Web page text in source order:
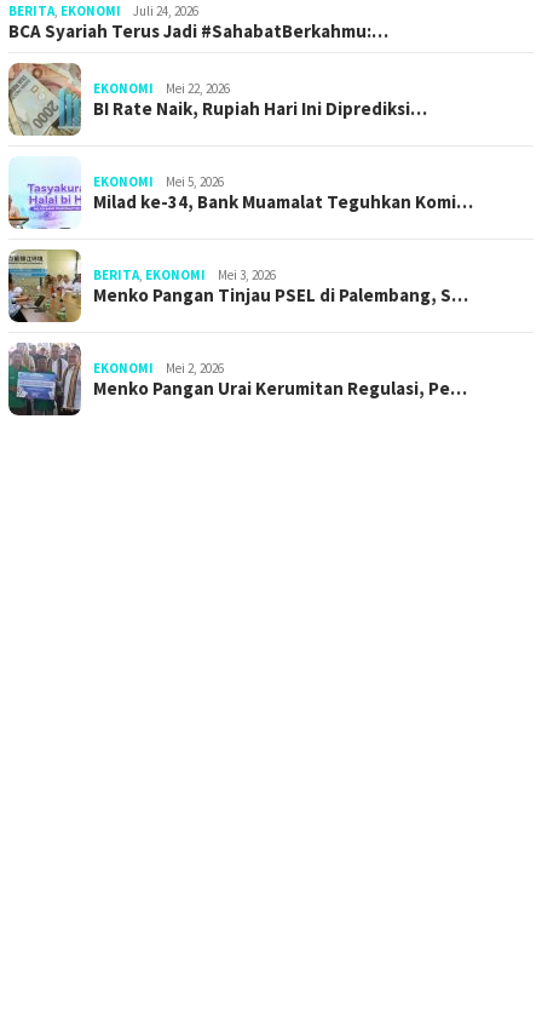
BERITA EKONOMI Juli 24, 2026
BCA Syariah Terus Jadi #SahabatBerkahmu:…
EKONOMI Mei 22, 2026
BI Rate Naik, Rupiah Hari Ini Diprediksi…
EKONOMI Mei 5, 2026
Milad ke-34, Bank Muamalat Teguhkan Komi…
BERITA EKONOMI Mei 3, 2026
Menko Pangan Tinjau PSEL di Palembang, S…
EKONOMI Mei 2, 2026
Menko Pangan Urai Kerumitan Regulasi, Pe…